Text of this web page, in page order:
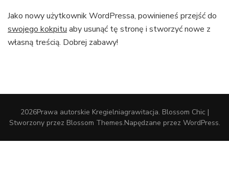
Jako nowy użytkownik WordPressa, powinieneś przejść do
swojego kokpitu aby usunąć tę stronę i stworzyć nowe z
własną treścią. Dobrej zabawy!
2026Prawa autorskie Kregielniagrawitacja. Blossom Chic |
Stworzony przez Blossom Themes.Napędzane przez WordPress.